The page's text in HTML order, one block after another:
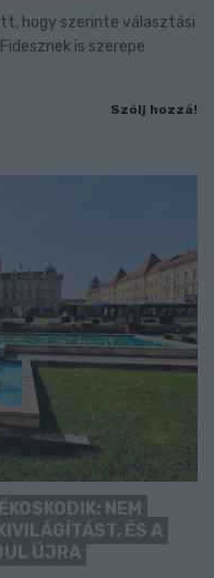
hogy szerinte választási
is szerepe
Szólj hozzá!
NEM
ÉS A
ÚJRA